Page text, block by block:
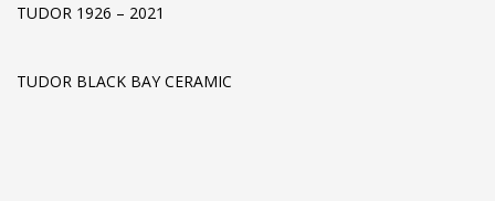
TUDOR 1926 – 2021
TUDOR BLACK BAY CERAMIC